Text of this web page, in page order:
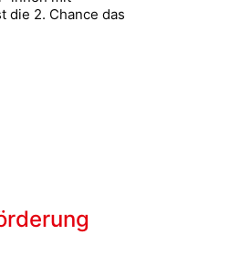
die 2. Chance das